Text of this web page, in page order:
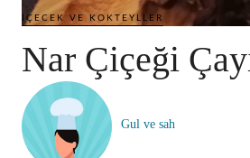
İÇECEK VE KOKTEYLLER
Nar Çiçeği
Gul ve sah